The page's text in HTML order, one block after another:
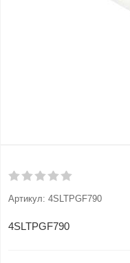
Артикул: 4SLTPGF790
4SLTPGF790